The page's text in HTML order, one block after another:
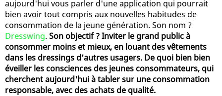
aujourd'hui vous parler d'une application qui pourrait
bien avoir tout compris aux nouvelles habitudes de
consommation de la jeune génération. Son nom ?
Dresswing. Son objectif ? Inviter le grand public à
consommer moins et mieux, en louant des vêtements
dans les dressings d'autres usagers. De quoi bien bien
éveiller les consciences des jeunes consommateurs, qui
cherchent aujourd'hui à tabler sur une consommation
responsable, avec des achats de qualité.